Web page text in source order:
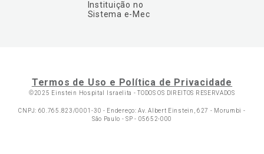
Instituição no
Sistema e-Mec
Termos de Uso e Política de Privacidade
©2025 Einstein Hospital Israelita -TODOS OS DIREITOS RESERVADOS
CNPJ: 60.765.823/0001-30 - Endereço: Av. Albert Einstein, 627 - Morumbi -
São Paulo - SP - 05652-000